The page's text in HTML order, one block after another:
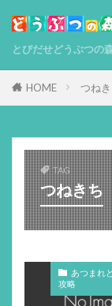
とびだせどうぶつの
HOME つね
TAG
つねきち
あつまれ
攻略